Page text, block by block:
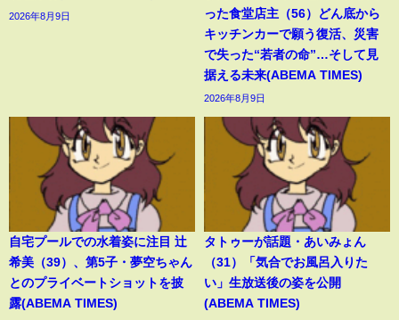
2026年8月9日
った食堂店主（56）どん底から
キッチンカーで願う復活、災害
で失った“若者の命”…そして見
据える未来(ABEMA TIMES)
2026年8月9日
自宅プールでの水着姿に注目 辻
希美（39）、第5子・夢空ちゃん
とのプライベートショットを披
露(ABEMA TIMES)
タトゥーが話題・あいみょん
（31）「気合でお風呂入りた
い」生放送後の姿を公開
(ABEMA TIMES)